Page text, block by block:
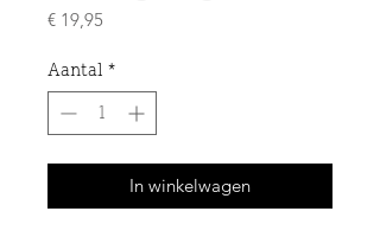
€ 19,95
Aantal *
In winkelwagen